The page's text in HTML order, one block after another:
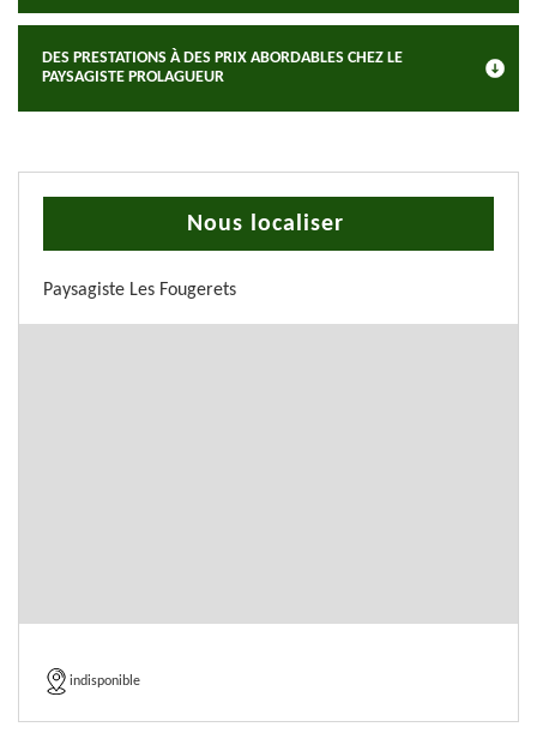
DES PRESTATIONS À DES PRIX ABORDABLES CHEZ LE
PAYSAGISTE PROLAGUEUR
Nous localiser
Paysagiste Les Fougerets
indisponible